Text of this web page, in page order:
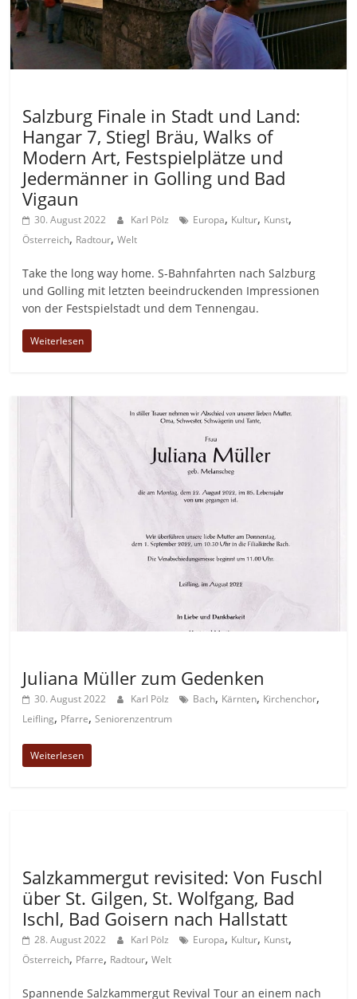
Salzburg Finale in Stadt und Land:
Hangar 7, Stiegl Bräu, Walks of
Modern Art, Festspielplätze und
Jedermänner in Golling und Bad
Vigaun
30. August 2022 Karl Pölz Europa, Kultur, Kunst,
Österreich, Radtour,Welt
Take the long way home. S-Bahnfahrten nach Salzburg
und Golling mit letzten beeindruckenden Impressionen
von der Festspielstadt und dem Tennengau.
Weiterlesen
Juliana Müller zum Gedenken
30. August 2022 Karl Pölz Bach, Kärnten, Kirchenchor,
Leifling, Pfarre,Seniorenzentrum
Weiterlesen
Salzkammergut revisited: Von Fuschl
über St. Gilgen, St. Wolfgang, Bad
Ischl, Bad Goisern nach Hallstatt
28. August 2022 Karl Pölz Europa, Kultur, Kunst,
Österreich, Pfarre, Radtour,Welt
Spannende Salzkammergut Revival Tour an einem nach